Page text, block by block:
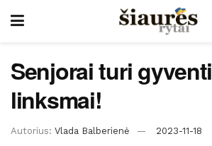
Senjorai turi gyventi
linksmai!
Autorius: Vlada Balberienė 2023-11-18